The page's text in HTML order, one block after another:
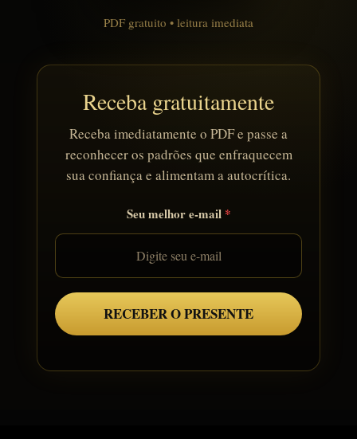
PDF gratuito • leitura imediata
Receba gratuitamente
Receba imediatamente o PDF e passe a
reconhecer os padrões que enfraquecem
sua confiança e alimentam a autocrítica.
Seu melhor e-mail
RECEBER O PRESENTE